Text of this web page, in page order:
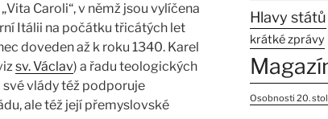
Caroli“, v němž jsou vylíčena
Itálii na počátku třicátých let
doveden až k roku 1340. Karel
sv. Václav) a řadu teologických
své vlády též podporuje
ale též její přemyslovské
Hlavy států
krátké zprávy
Osobnosti 20.